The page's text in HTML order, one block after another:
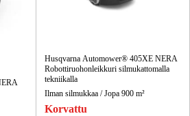
Husqvarna Automower® 405XE NERA
Robottiruohonleikkuri silmukattomalla
tekniikalla
Ilman silmukkaa / Jopa 900 m²
Korvattu